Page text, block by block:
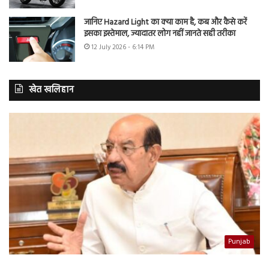
जानिए Hazard Light का क्या काम है, कब और कैसे करें
इसका इस्तेमाल, ज्यादातर लोग नहीं जानते सही तरीका
12 July 2026 - 6:14 PM
खेत खलिहान
Punjab